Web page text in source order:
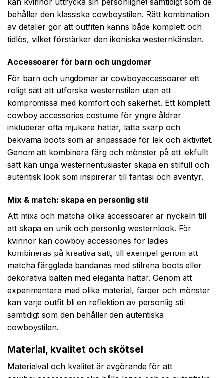
behåller den klassiska cowboystilen. Rätt kombination
av detaljer gör att outfiten känns både komplett och
tidlös, vilket förstärker den ikoniska westernkänslan.
Accessoarer för barn och ungdomar
För barn och ungdomar är cowboyaccessoarer ett
roligt sätt att utforska westernstilen utan att
kompromissa med komfort och säkerhet. Ett komplett
cowboy accessories costume för yngre åldrar
inkluderar ofta mjukare hattar, lätta skärp och
bekväma boots som är anpassade för lek och aktivitet.
Genom att kombinera färg och mönster på ett lekfullt
sätt kan unga westernentusiaster skapa en stilfull och
autentisk look som inspirerar till fantasi och äventyr.
Mix & match: skapa en personlig stil
Att mixa och matcha olika accessoarer är nyckeln till
att skapa en unik och personlig westernlook. För
kvinnor kan cowboy accessories for ladies
kombineras på kreativa sätt, till exempel genom att
matcha färgglada bandanas med stilrena boots eller
dekorativa bälten med eleganta hattar. Genom att
experimentera med olika material, färger och mönster
kan varje outfit bli en reflektion av personlig stil
samtidigt som den behåller den autentiska
cowboystilen.
Material, kvalitet och skötsel
Materialval och kvalitet är avgörande för att